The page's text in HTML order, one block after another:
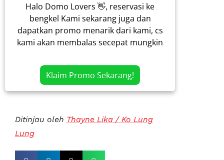
Halo Domo Lovers 👋, reservasi ke
bengkel Kami sekarang juga dan
dapatkan promo menarik dari kami, cs
kami akan membalas secepat mungkin
Klaim Promo Sekarang!
Ditinjau oleh Thayne Lika / Ko Lung
Lung